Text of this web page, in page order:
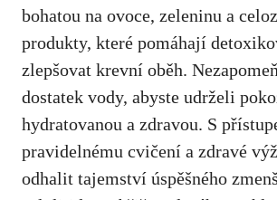
bohatou na ovoce, zeleninu a
produkty, které pomáhají
zlepšovat krevní oběh.
dostatek vody, abyste udrželi
hydratovanou a zdravou. S
pravidelnému cvičení a zdravé
odhalit tajemství úspěšného